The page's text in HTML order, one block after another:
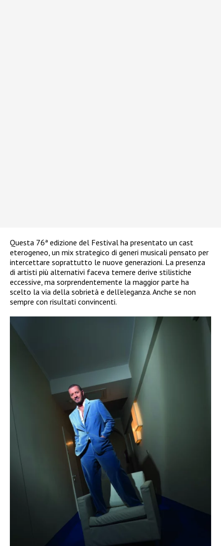
Questa 76ª edizione del Festival ha presentato un cast
eterogeneo, un mix strategico di generi musicali pensato per
intercettare soprattutto le nuove generazioni. La presenza
di artisti più alternativi faceva temere derive stilistiche
eccessive, ma sorprendentemente la maggior parte ha
scelto la via della sobrietà e dell’eleganza. Anche se non
sempre con risultati convincenti.